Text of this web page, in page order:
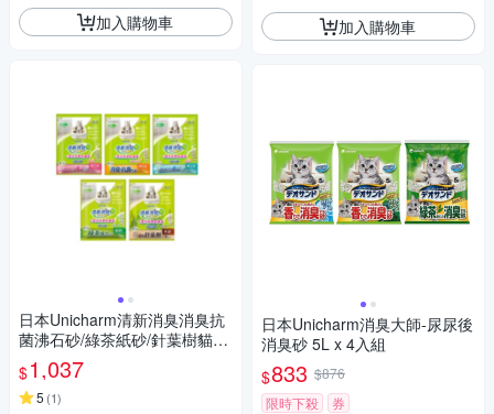
加入購物車
日本Unicharm清新消臭消臭抗
菌沸石砂/綠茶紙砂/針葉樹貓砂
4L x 2入組
$1,037
5 (1)
加入購物車
日本Unicharm消臭大師-尿尿後
消臭砂 5L x 4入組
$833 $876
限時下殺
券